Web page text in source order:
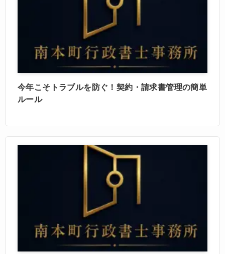
今年こそトラブルを防ぐ！契約・請求書管理の簡単
ルール